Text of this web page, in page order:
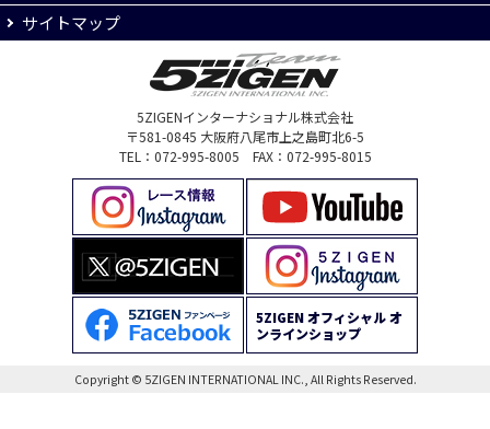
サイトマップ
5ZIGENインターナショナル株式会社
〒581-0845 大阪府八尾市上之島町北6-5
TEL：072-995-8005 FAX：072-995-8015
5ZIGEN オフィシャル オ
ンラインショップ
Copyright © 5ZIGEN INTERNATIONAL INC., All Rights Reserved.